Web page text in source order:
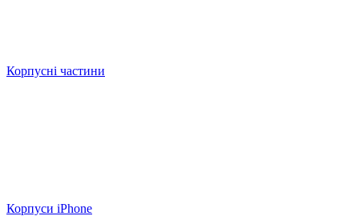
Корпусні частини
Корпуси iPhone